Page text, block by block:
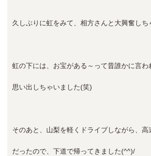
久しぶりに虹をみて、相方さんと大興奮し
虹の下には、お宝がある～って昔誰かに言わ
思い出しちゃいました(笑)
そのあと、山梨を軽くドライブしながら、高
だったので、下道で帰ってきました(^^)/